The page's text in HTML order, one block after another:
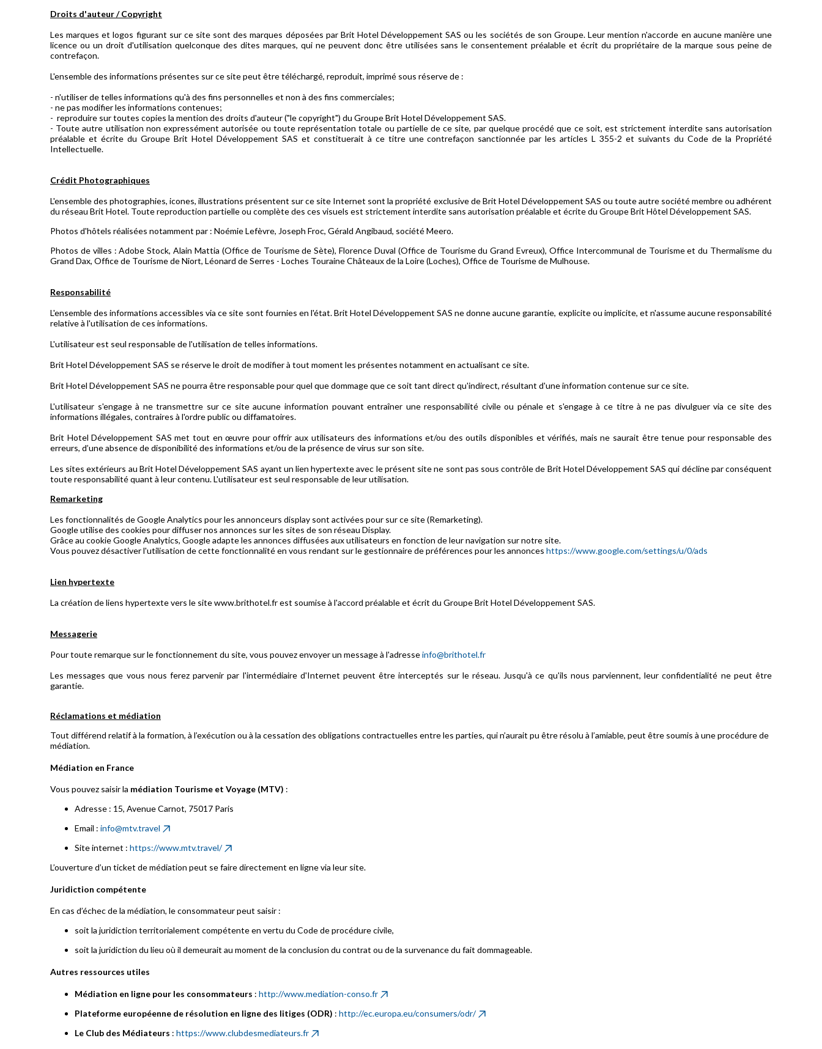
Droits d'auteur / Copyright
Les marques et logos figurant sur ce site sont des marques déposées par Brit Hotel Développement SAS ou les sociétés de son Groupe. Leur mention n'accorde en aucune manière une
licence ou un droit d'utilisation quelconque des dites marques, qui ne peuvent donc être utilisées sans le consentement préalable et écrit du propriétaire de la marque sous peine de
contrefaçon.
L'ensemble des informations présentes sur ce site peut être téléchargé, reproduit, imprimé sous réserve de :
- n'utiliser de telles informations qu'à des fins personnelles et non à des fins commerciales;
- ne pas modifier les informations contenues;
- reproduire sur toutes copies la mention des droits d'auteur ("le copyright") du Groupe Brit Hotel Développement SAS.
- Toute autre utilisation non expressément autorisée ou toute représentation totale ou partielle de ce site, par quelque procédé que ce soit, est strictement interdite sans autorisation
préalable et écrite du Groupe Brit Hotel Développement SAS et constituerait à ce titre une contrefaçon sanctionnée par les articles L 355-2 et suivants du Code de la Propriété
Intellectuelle.
Crédit Photographiques
L'ensemble des photographies, icones, illustrations présentent sur ce site Internet sont la propriété exclusive de Brit Hotel Développement SAS ou toute autre société membre ou adhérent
du réseau Brit Hotel. Toute reproduction partielle ou complète des ces visuels est strictement interdite sans autorisation préalable et écrite du Groupe Brit Hôtel Développement SAS.
Photos d'hôtels réalisées notamment par : Noémie Lefèvre, Joseph Froc, Gérald Angibaud, société Meero.
Photos de villes : Adobe Stock, Alain Mattia (Office de Tourisme de Sète), Florence Duval (Office de Tourisme du Grand Evreux), Office Intercommunal de Tourisme et du Thermalisme du
Grand Dax, Office de Tourisme de Niort, Léonard de Serres - Loches Touraine Châteaux de la Loire (Loches), Office de Tourisme de Mulhouse.
Responsabilité
L'ensemble des informations accessibles via ce site sont fournies en l'état. Brit Hotel Développement SAS ne donne aucune garantie, explicite ou implicite, et n'assume aucune responsabilité
relative à l'utilisation de ces informations.
L'utilisateur est seul responsable de l'utilisation de telles informations.
Brit Hotel Développement SAS se réserve le droit de modifier à tout moment les présentes notamment en actualisant ce site.
Brit Hotel Développement SAS ne pourra être responsable pour quel que dommage que ce soit tant direct qu'indirect, résultant d'une information contenue sur ce site.
L'utilisateur s'engage à ne transmettre sur ce site aucune information pouvant entraîner une responsabilité civile ou pénale et s'engage à ce titre à ne pas divulguer via ce site des
informations illégales, contraires à l'ordre public ou diffamatoires.
Brit Hotel Développement SAS met tout en œuvre pour offrir aux utilisateurs des informations et/ou des outils disponibles et vérifiés, mais ne saurait être tenue pour responsable des
erreurs, d’une absence de disponibilité des informations et/ou de la présence de virus sur son site.
Les sites extérieurs au Brit Hotel Développement SAS ayant un lien hypertexte avec le présent site ne sont pas sous contrôle de Brit Hotel Développement SAS qui décline par conséquent
toute responsabilité quant à leur contenu. L'utilisateur est seul responsable de leur utilisation.
Remarketing
Les fonctionnalités de Google Analytics pour les annonceurs display sont activées pour sur ce site (Remarketing).
Google utilise des cookies pour diffuser nos annonces sur les sites de son réseau Display.
Grâce au cookie Google Analytics, Google adapte les annonces diffusées aux utilisateurs en fonction de leur navigation sur notre site.
Vous pouvez désactiver l'utilisation de cette fonctionnalité en vous rendant sur le gestionnaire de préférences pour les annonces https://www.google.com/settings/u/0/ads
Lien hypertexte
La création de liens hypertexte vers le site www.brithotel.fr est soumise à l'accord préalable et écrit du Groupe Brit Hotel Développement SAS.
Messagerie
Pour toute remarque sur le fonctionnement du site, vous pouvez envoyer un message à l'adresseinfo@brithotel.fr
Les messages que vous nous ferez parvenir par l'intermédiaire d'Internet peuvent être interceptés sur le réseau. Jusqu'à ce qu'ils nous parviennent, leur confidentialité ne peut être
garantie.
Réclamations et médiation
Tout différend relatif à la formation, à l’exécution ou à la cessation des obligations contractuelles entre les parties, qui n’aurait pu être résolu à l’amiable, peut être soumis à une procédure de
médiation.
Médiation en France
Vous pouvez saisir la médiation Tourisme et Voyage (MTV) :
Adresse : 15, Avenue Carnot, 75017 Paris
Email : info@mtv.travel
Site internet : https://www.mtv.travel/
L’ouverture d’un ticket de médiation peut se faire directement en ligne via leur site.
Juridiction compétente
En cas d’échec de la médiation, le consommateur peut saisir :
soit la juridiction territorialement compétente en vertu du Code de procédure civile,
soit la juridiction du lieu où il demeurait au moment de la conclusion du contrat ou de la survenance du fait dommageable.
Autres ressources utiles
Médiation en ligne pour les consommateurs : http://www.mediation-conso.fr
Plateforme européenne de résolution en ligne des litiges (ODR) : http://ec.europa.eu/consumers/odr/
Le Club des Médiateurs : https://www.clubdesmediateurs.fr